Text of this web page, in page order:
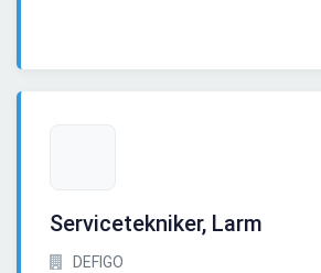
Servicetekniker, Larm
DEFIGO